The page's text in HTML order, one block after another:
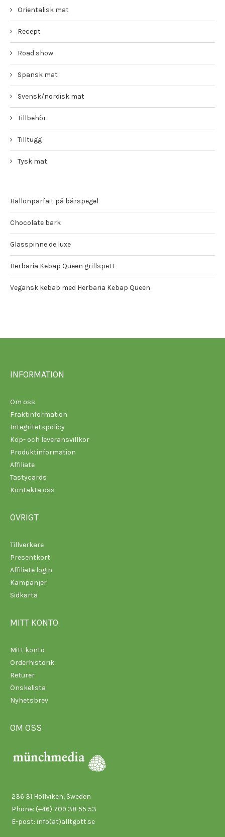
Orientalisk mat
Recept
Road show
Spansk mat
Svensk/nordisk mat
Tillbehör
Tilltugg
Tysk mat
Hallonparfait på bärspegel
Chocolate bark
Glasspinne de luxe
Herbaria Kebap Queen grillspett
Vegansk kebab med Herbaria Kebap Queen
INFORMATION
Om oss
Fraktinformation
Integritetspolicy
Köp- och leveransvillkor
Produktinformation
Affiliate
Tastycards
Kontakta oss
ÖVRIGT
Tillverkare
Presentkort
Affiliate login
Kampanjer
Sidkarta
MITT KONTO
Mitt konto
Orderhistorik
Returer
Önskelista
Nyhetsbrev
OM OSS
236 31 Höllviken, Sweden
Phone: (+46) 709 38 55 53
E-post: info(at)alltgott.se